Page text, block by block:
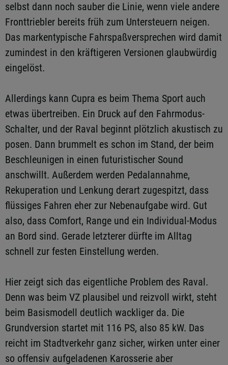
selbst dann noch sauber die Linie, wenn viele andere
Fronttriebler bereits früh zum Untersteuern neigen.
Das markentypische Fahrspaßversprechen wird damit
zumindest in den kräftigeren Versionen glaubwürdig
eingelöst.
Allerdings kann Cupra es beim Thema Sport auch
etwas übertreiben. Ein Druck auf den Fahrmodus-
Schalter, und der Raval beginnt plötzlich akustisch zu
posen. Dann brummelt es schon im Stand, der beim
Beschleunigen in einen futuristischer Sound
anschwillt. Außerdem werden Pedalannahme,
Rekuperation und Lenkung derart zugespitzt, dass
flüssiges Fahren eher zur Nebenaufgabe wird. Gut
also, dass Comfort, Range und ein Individual-Modus
an Bord sind. Gerade letzterer dürfte im Alltag
schnell zur festen Einstellung werden.
Hier zeigt sich das eigentliche Problem des Raval.
Denn was beim VZ plausibel und reizvoll wirkt, steht
beim Basismodell deutlich wackliger da. Die
Grundversion startet mit 116 PS, also 85 kW. Das
reicht im Stadtverkehr ganz sicher, wirken unter einer
so offensiv aufgeladenen Karosserie aber